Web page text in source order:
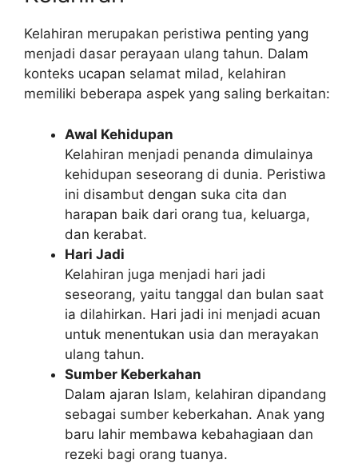
Kelahiran merupakan peristiwa penting yang
menjadi dasar perayaan ulang tahun. Dalam
konteks ucapan selamat milad, kelahiran
memiliki beberapa aspek yang saling berkaitan:
Awal Kehidupan
Kelahiran menjadi penanda dimulainya
kehidupan seseorang di dunia. Peristiwa
ini disambut dengan suka cita dan
harapan baik dari orang tua, keluarga,
dan kerabat.
Hari Jadi
Kelahiran juga menjadi hari jadi
seseorang, yaitu tanggal dan bulan saat
ia dilahirkan. Hari jadi ini menjadi acuan
untuk menentukan usia dan merayakan
ulang tahun.
Sumber Keberkahan
Dalam ajaran Islam, kelahiran dipandang
sebagai sumber keberkahan. Anak yang
baru lahir membawa kebahagiaan dan
rezeki bagi orang tuanya.